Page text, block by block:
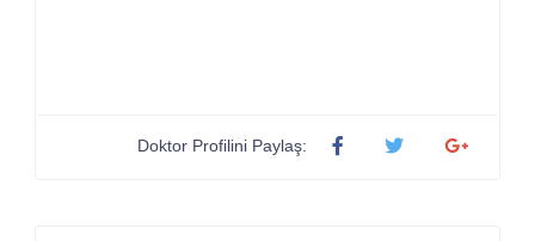
Doktor Profilini Paylaş: